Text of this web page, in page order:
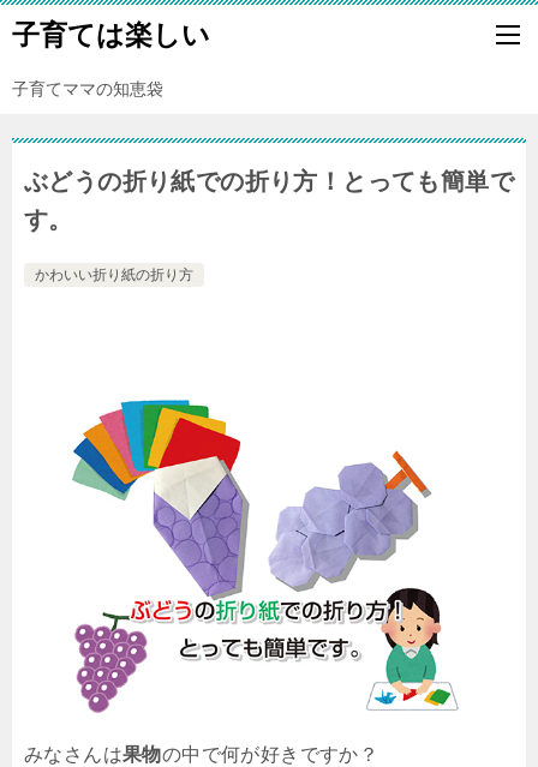
子育ては楽しい
子育てママの知恵袋
ぶどうの折り紙での折り方！とっても簡単で
す。
かわいい折り紙の折り方
みなさんは果物の中で何が好きですか？